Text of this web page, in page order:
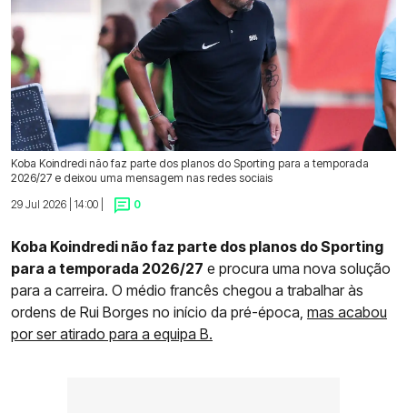
Koba Koindredi não faz parte dos planos do Sporting para a temporada
2026/27 e deixou uma mensagem nas redes sociais
29 Jul 2026 | 14:00 |
0
Koba Koindredi não faz parte dos planos do Sporting
para a temporada 2026/27 e procura uma nova solução
para a carreira. O médio francês chegou a trabalhar às
ordens de Rui Borges no início da pré-época, mas acabou
por ser atirado para a equipa B.